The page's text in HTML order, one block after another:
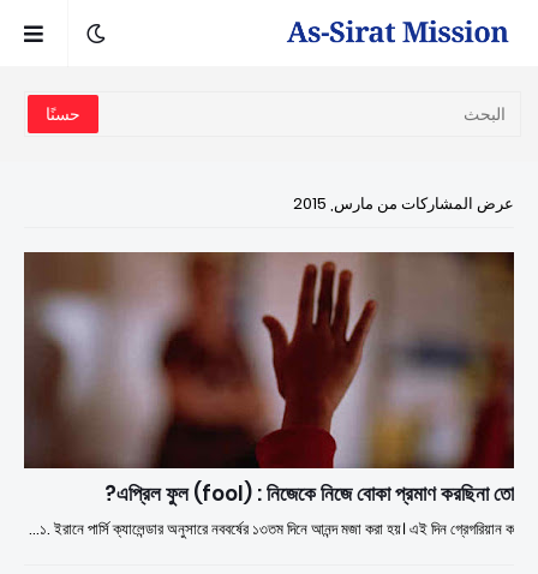
عرض المشاركات من مارس, 2015
এপ্রিল ফুল (fool) : নিজেকে নিজে বোকা প্রমাণ করছিনা তো?
১. ইরানে পার্সি ক্যালেন্ডার অনুসারে নববর্ষের ১৩তম দিনে আনন্দ মজা করা হয়। এই দিন গ্রেগরিয়ান ক…